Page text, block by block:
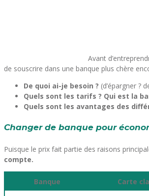
Avant
de souscrire dans une banque plus chère
De quoi ai-je besoin ? (d’épargner ?
Quels sont les tarifs ? Qui est la
Quels sont les avantages des
Changer de banque pour
Puisque le prix fait partie des raisons
compte.
Banque Carte